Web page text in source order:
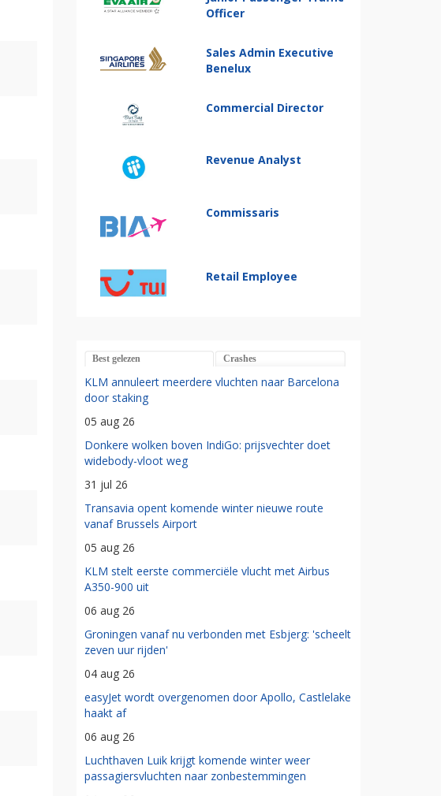
Officer
Sales Admin Executive
Benelux
Commercial Director
Revenue Analyst
Commissaris
Retail Employee
Best gelezen Crashes
KLM annuleert meerdere vluchten naar Barcelona
door staking
05 aug 26
Donkere wolken boven IndiGo: prijsvechter doet
widebody-vloot weg
31 jul 26
Transavia opent komende winter nieuwe route
vanaf Brussels Airport
05 aug 26
KLM stelt eerste commerciële vlucht met Airbus
A350-900 uit
06 aug 26
Groningen vanaf nu verbonden met Esbjerg: 'scheelt
zeven uur rijden'
04 aug 26
easyJet wordt overgenomen door Apollo, Castlelake
haakt af
06 aug 26
Luchthaven Luik krijgt komende winter weer
passagiersvluchten naar zonbestemmingen